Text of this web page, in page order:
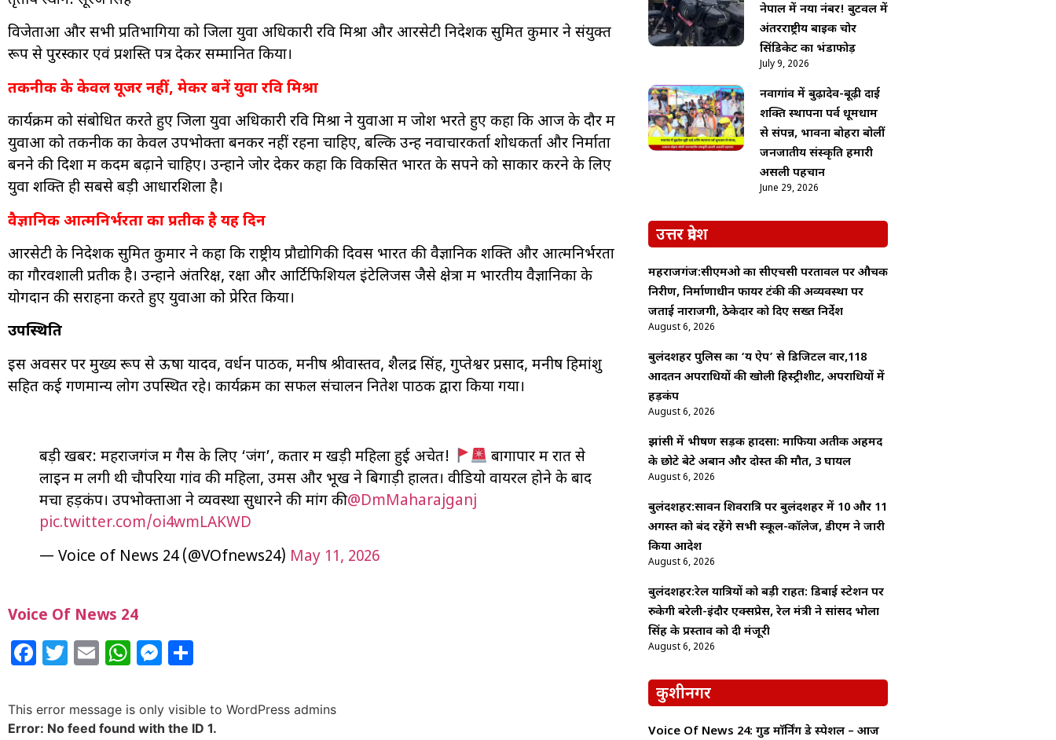
विजेताओं और सभी प्रतिभागियों को जिला युवा अधिकारी रवि मिश्रा और आरसेटी निदेशक सुमित कुमार ने संयुक्त
रूप से पुरस्कार एवं प्रशस्ति पत्र देकर सम्मानित किया।
तकनीक के केवल यूजर नहीं, मेकर बनें युवा रवि मिश्रा
कार्यक्रम को संबोधित करते हुए जिला युवा अधिकारी रवि मिश्रा ने युवाओं में जोश भरते हुए कहा कि आज के दौर में
युवाओं को तकनीक का केवल उपभोक्ता बनकर नहीं रहना चाहिए, बल्कि उन्हें नवाचारकर्ता शोधकर्ता और निर्माता
बनने की दिशा में कदम बढ़ाने चाहिए। उन्होंने जोर देकर कहा कि विकसित भारत के सपने को साकार करने के लिए
युवा शक्ति ही सबसे बड़ी आधारशिला है।
वैज्ञानिक आत्मनिर्भरता का प्रतीक है यह दिन
आरसेटी के निदेशक सुमित कुमार ने कहा कि राष्ट्रीय प्रौद्योगिकी दिवस भारत की वैज्ञानिक शक्ति और आत्मनिर्भरता
का गौरवशाली प्रतीक है। उन्होंने अंतरिक्ष, रक्षा और आर्टिफिशियल इंटेलिजेंस जैसे क्षेत्रों में भारतीय वैज्ञानिकों के
योगदान की सराहना करते हुए युवाओं को प्रेरित किया।
उपस्थिति
इस अवसर पर मुख्य रूप से ऊषा यादव, वर्धन पाठक, मनीष श्रीवास्तव, शैलेंद्र सिंह, गुप्तेश्वर प्रसाद, मनीष हिमांशु
सहित कई गणमान्य लोग उपस्थित रहे। कार्यक्रम का सफल संचालन नितेश पाठक द्वारा किया गया।
बड़ी खबर: महराजगंज में गैस के लिए ‘जंग’, कतार में खड़ी महिला हुई अचेत!
बागापार में रात से
लाइन में लगी थी चौपरिया गांव की महिला, उमस और भूख ने बिगाड़ी हालत। वीडियो वायरल होने के बाद
मचा हड़कंप। उपभोक्ताओं ने व्यवस्था सुधारने की मांग की@DmMaharajganj
pic.twitter.com/oi4wmLAKWD
— Voice of News 24 (@VOfnews24) May 11, 2026
Voice Of News 24
Facebook
Twitter
EmailWhatsApp
Messenger
This error message is only visible to WordPress admins
Error: No feed found with the ID 1.
नेपाल में नया नंबर! बुटवल में
अंतरराष्ट्रीय बाइक चोर
सिंडिकेट का भंडाफोड़
July 9, 2026
नवागांव में बुढ़ादेव-बूढ़ी दाई
शक्ति स्थापना पर्व धूमधाम
से संपन्न, भावना बोहरा बोलीं
जनजातीय संस्कृति हमारी
असली पहचान
June 29, 2026
उत्तर प्रदेश
महराजगंज:सीएमओ का सीएचसी परतावल पर औचक
निरीक्षण, निर्माणाधीन फायर टंकी की अव्यवस्था पर
जताई नाराजगी, ठेकेदार को दिए सख्त निर्देश
August 6, 2026
बुलंदशहर पुलिस का ‘यक्ष ऐप’ से डिजिटल वार,118
आदतन अपराधियों की खोली हिस्ट्रीशीट, अपराधियों में
हड़कंप
August 6, 2026
झांसी में भीषण सड़क हादसा: माफिया अतीक अहमद
के छोटे बेटे अबान और दोस्त की मौत, 3 घायल
August 6, 2026
बुलंदशहर:सावन शिवरात्रि पर बुलंदशहर में 10 और 11
अगस्त को बंद रहेंगे सभी स्कूल-कॉलेज, डीएम ने जारी
किया आदेश
August 6, 2026
बुलंदशहर:रेल यात्रियों को बड़ी राहत: डिबाई स्टेशन पर
रुकेगी बरेली-इंदौर एक्सप्रेस, रेल मंत्री ने सांसद भोला
सिंह के प्रस्ताव को दी मंजूरी
August 6, 2026
कुशीनगर
Voice Of News 24: गुड माॅर्निंग डे स्पेशल – आज